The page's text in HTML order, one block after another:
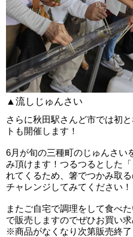
▲流しじゅんさい
さらに秋田駅さんど市では初
トも開催します！
6月が旬の三種町のじゅんさい
み頂けます！つるつるとした
れてくるため、箸でつかみ取
チャレンジしてみてください！
またご自宅で調理をして食べ
で販売しますのでぜひお買い求
※商品がなくなり次第販売終了